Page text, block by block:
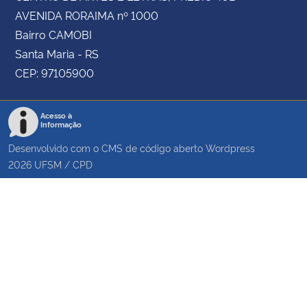
AVENIDA RORAIMA nº 1000
Bairro CAMOBI
Santa Maria - RS
CEP: 97105900
Acesso à
Informação
Desenvolvido com o CMS de código aberto Wordpress
2026 UFSM / CPD